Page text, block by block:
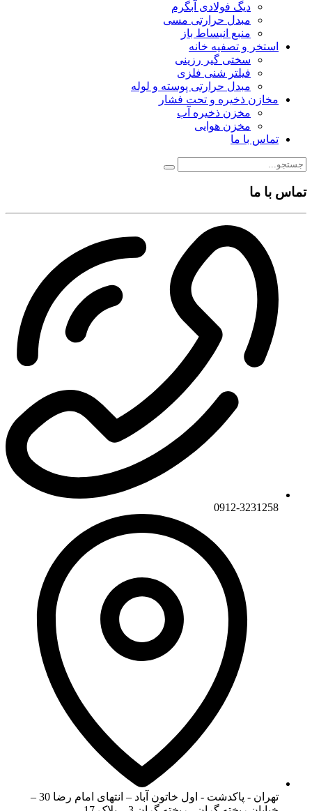
دیگ فولادی آبگرم
مبدل حرارتی مسی
منبع انبساط باز
استخر و تصفیه خانه
سختی گیر رزینی
فیلتر شنی فلزی
مبدل حرارتی پوسته و لوله
مخازن ذخیره و تحت فشار
مخزن ذخیره آب
مخزن هوایی
تماس با ما
تماس با ما
0912-3231258
تهران - پاکدشت - اول خاتون آباد – انتهای امام رضا 30 –